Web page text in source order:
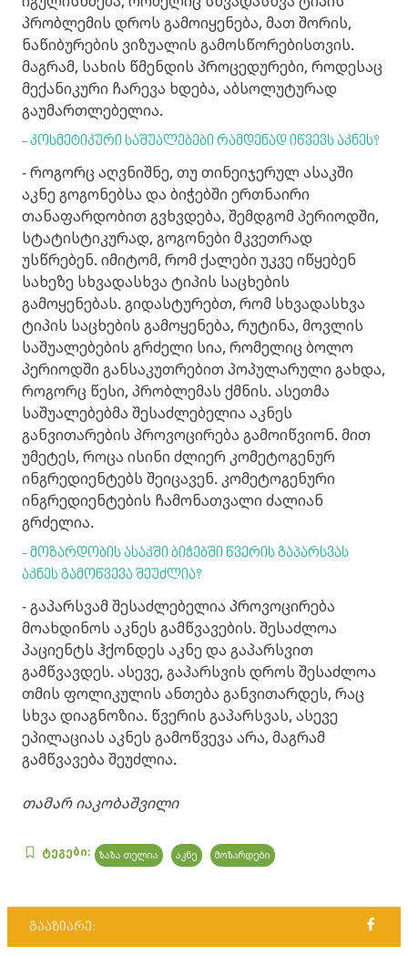
პრობლემის დროს გამოიყენება, მათ შორის,
ნაწიბურების ვიზუალის გამოსწორებისთვის.
მაგრამ, სახის წმენდის პროცედურები, როდესაც
მექანიკური ჩარევა ხდება, აბსოლუტურად
გაუმართლებელია.
- კოსმეტიკური საშუალებები რამდენად იწვევს აკნეს?
- როგორც აღვნიშნე, თუ თინეიჯერულ ასაკში
აკნე გოგონებსა და ბიჭებში ერთნაირი
თანაფარდობით გვხვდება, შემდგომ პერიოდში,
სტატისტიკურად, გოგონები მკვეთრად
უსწრებენ. იმიტომ, რომ ქალები უკვე იწყებენ
სახეზე სხვადასხვა ტიპის საცხების
გამოყენებას. გიდასტურებთ, რომ სხვადასხვა
ტიპის საცხების გამოყენება, რუტინა, მოვლის
საშუალებების გრძელი სია, რომელიც ბოლო
პერიოდში განსაკუთრებით პოპულარული გახდა,
როგორც წესი, პრობლემას ქმნის. ასეთმა
საშუალებებმა შესაძლებელია აკნეს
განვითარების პროვოცირება გამოიწვიონ. მით
უმეტეს, როცა ისინი ძლიერ კომეტოგენურ
ინგრედიენტებს შეიცავენ. კომეტოგენური
ინგრედიენტების ჩამონათვალი ძალიან
გრძელია.
- მოზარდობის ასაკში ბიჭებში წვერის გაპარსვას
აკნეს გამოწვევა შეუძლია?
- გაპარსვამ შესაძლებელია პროვოცირება
მოახდინოს აკნეს გამწვავების. შესაძლოა
პაციენტს ჰქონდეს აკნე და გაპარსვით
გამწვავდეს. ასევე, გაპარსვის დროს შესაძლოა
თმის ფოლიკულის ანთება განვითარდეს, რაც
სხვა დიაგნოზია. წვერის გაპარსვას, ასევე
ეპილაციას აკნეს გამოწვევა არა, მაგრამ
გამწვავება შეუძლია.
თამარ იაკობაშვილი
ტეგები: ზაზა თელია აკნე მოზარდები
გააზიარე: